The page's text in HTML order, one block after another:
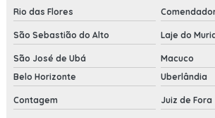
Rio das Flores
São Sebastião do Alto Laje do
São José de Ubá
Macuco
Belo Horizonte
Uberlândia
Contagem Juiz de Fora